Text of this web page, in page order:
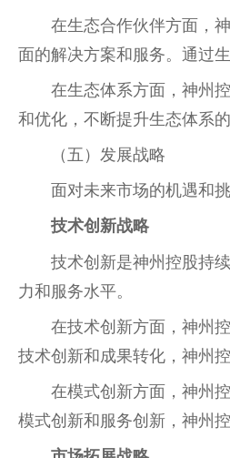
在生态合作伙伴方面，
面的解决方案和服务。通过
在生态体系方面，神州
和优化，不断提升生态体系
（五）发展战略
面对未来市场的机遇和
技术创新战略
技术创新是神州控股持
力和服务水平。
在技术创新方面，神州
技术创新和成果转化，神州
在模式创新方面，神州
模式创新和服务创新，神州